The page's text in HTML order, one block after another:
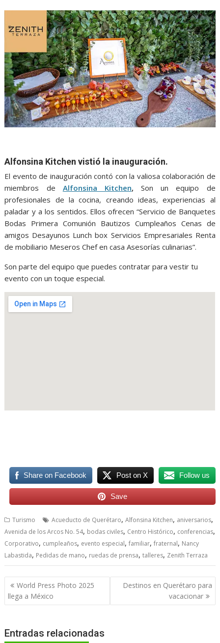
Alfonsina Kitchen vistió la inauguración.
El evento de inauguración contó con la valiosa colaboración de
miembros de Alfonsina Kitchen,Son un equipo de
profesionales de la cocina, creando ideas, experiencias al
paladar y a los sentidos. Ellos ofrecen “Servicio de Banquetes
Bodas Primera Comunión Bautizos Cumpleaños Cenas de
amigos Desayunos Lunch box Servicios Empresariales Renta
de mobiliario Meseros Chef en casa Asesorías culinarias”.
Son parte del equipo que puedes contratar para vestir tu
evento con un toque especial.
Share on Facebook Post on X Follow us
Save
Turismo Acueducto de Querétaro,Alfonsina Kitchen, aniversarios,
Avenida de los Arcos No. 54, bodas civiles, Centro Histórico, conferencias,
Corporativo, cumpleaños, evento especial,familiar,fraternal, Nancy
Labastida, Pedidas de mano, ruedas de prensa,talleres, Zenith Terraza
Navegación
de
entradas
World Press Photo 2025
llega a México
Destinos en Querétaro para
vacacionar
Entradas relacionadas